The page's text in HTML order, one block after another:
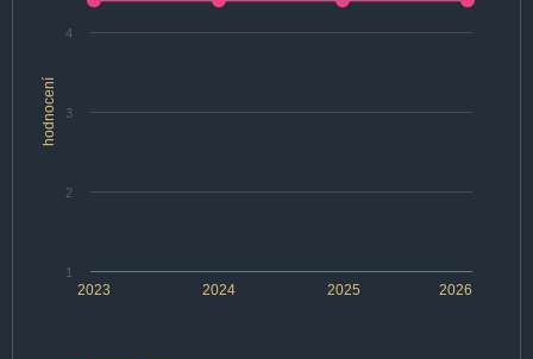
hodnocení
2024 2026
2023 2025
1
2
3
4